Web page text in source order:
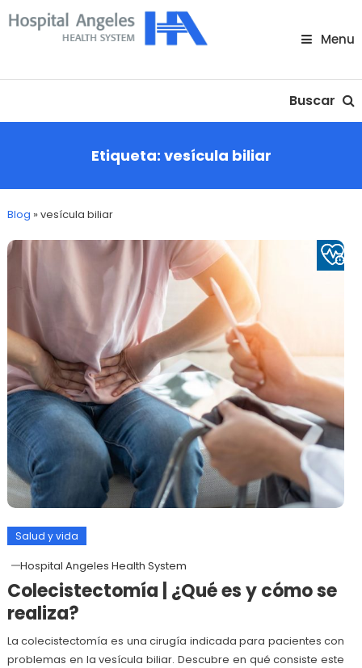
Skip
To
Menu
Buscar
Etiqueta: vesícula biliar
Blog »vesícula biliar
Salud y vida
Hospital Angeles Health System
Colecistectomía | ¿Qué es y cómo se
realiza?
La colecistectomía es una cirugía indicada para pacientes con
problemas en la vesícula biliar. Descubre en qué consiste este